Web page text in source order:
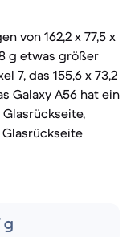
von 162,2 x 77,5 x
g etwas größer
7, das 155,6 x 73,2
Galaxy A56 hat ein
g